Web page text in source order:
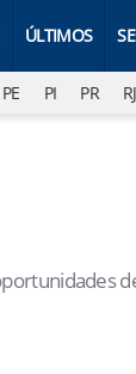
ÚLTIMOS
PE PI PR RJ